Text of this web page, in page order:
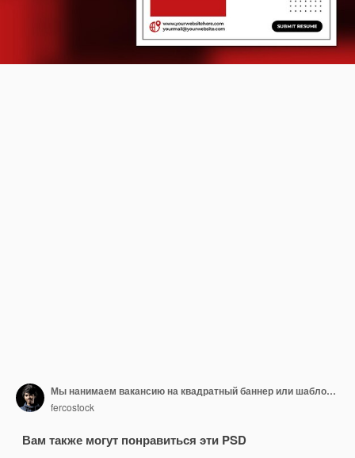
Мы нанимаем вакансию на квадратный баннер или шаблон сообщения в социальных сетях
fercostock
Вам также могут понравиться эти PSD